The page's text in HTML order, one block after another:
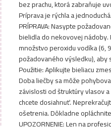
bez prachu, ktorá zabraňuje
Príprava je rýchla a jednoduchá.
PRÍPRAVA: Nasypte
bielidla do nekovovej
množstvo peroxidu vodíka (6,
požadovaného výsledku), aby
Použitie: Aplikujte bieliacu
Doba liečby sa môže
závislosti od štruktúry vlasov
chcete dosiahnuť.
ošetrenia. Dôkladne
UPOZORNENIE: Len na